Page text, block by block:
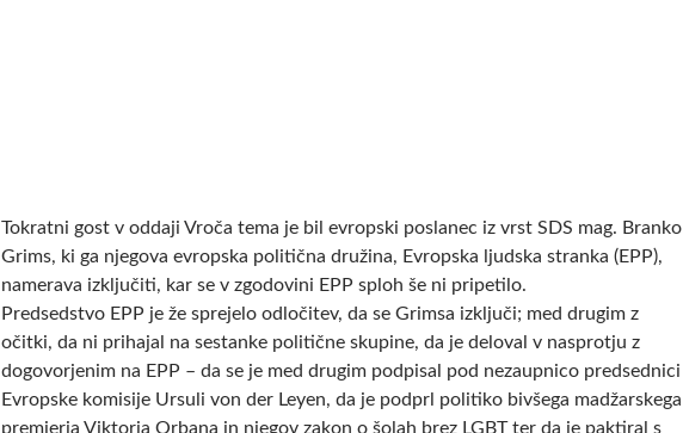
Tokratni gost v oddaji Vroča tema je bil evropski poslanec iz vrst SDS mag. Branko
Grims, ki ga njegova evropska politična družina, Evropska ljudska stranka (EPP),
namerava izključiti, kar se v zgodovini EPP sploh še ni pripetilo.
Predsedstvo EPP je že sprejelo odločitev, da se Grimsa izključi; med drugim z
očitki, da ni prihajal na sestanke politične skupine, da je deloval v nasprotju z
dogovorjenim na EPP – da se je med drugim podpisal pod nezaupnico predsednici
Evropske komisije Ursuli von der Leyen, da je podprl politiko bivšega madžarskega
premierja Viktorja Orbana in njegov zakon o šolah brez LGBT ter da je paktiral s